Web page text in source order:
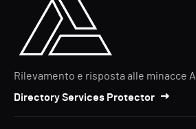
Rilevamento e risposta alle minacce
Directory Services Protector